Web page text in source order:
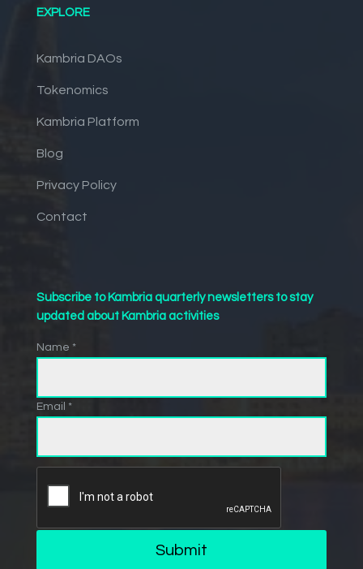
EXPLORE
Kambria DAOs
Tokenomics
Kambria Platform
Blog
Privacy Policy
Contact
Subscribe to Kambria quarterly newsletters to stay
updated about Kambria activities
Name *
Email *
Submit